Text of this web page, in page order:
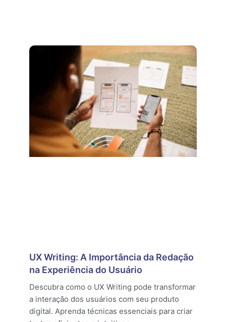
UX Writing: A Importância da Redação
na Experiência do Usuário
Descubra como o UX Writing pode transformar
a interação dos usuários com seu produto
digital. Aprenda técnicas essenciais para criar